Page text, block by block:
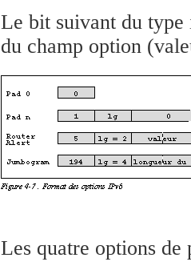
Le bit suivant du
du champ option
Les quatre options de